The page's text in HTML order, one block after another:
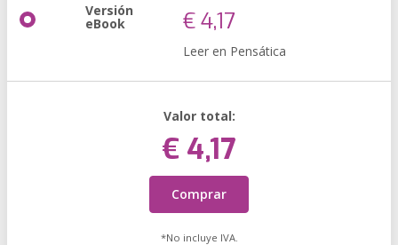
Versión
eBook € 4,17
Leer en Pensática
Valor total:
€ 4,17
Comprar
*No incluye IVA.